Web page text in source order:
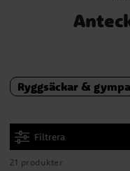
Ryggsäckar &
Filtrera
21 produkter